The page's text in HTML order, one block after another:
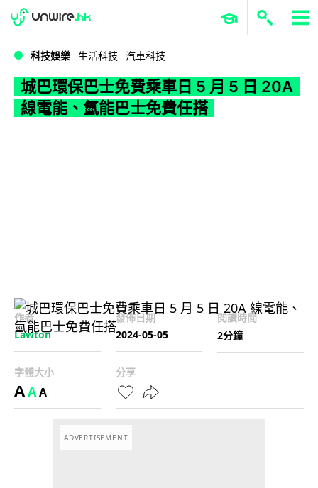
WWDC 2026 ERP 與商業 AI
科技娛樂 生活科技 汽車科技
城巴環保巴士免費乘車日 5 月 5 日 20A
線電能、氫能巴士免費任搭
作者
Lawton
發佈日期
2024-05-05
閱讀時間
2分鐘
字體大小
AAA
分享
ADVERTISEMENT